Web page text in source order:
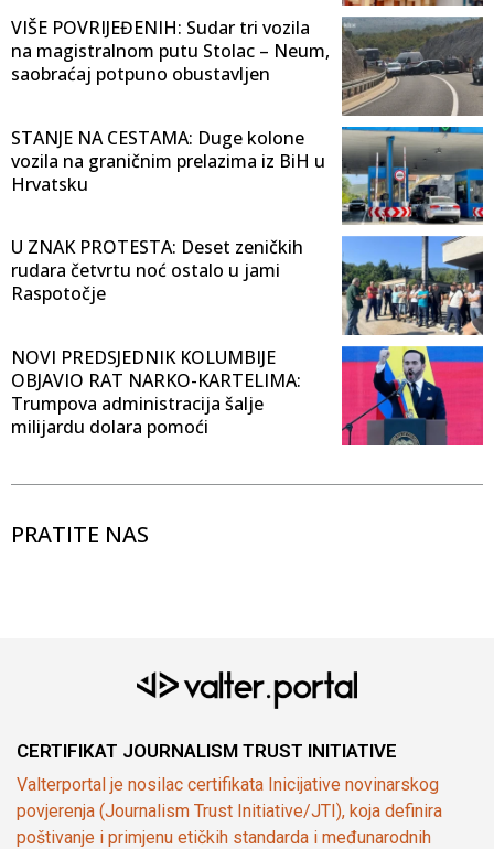
VIŠE POVRIJEĐENIH: Sudar tri vozila
na magistralnom putu Stolac – Neum,
saobraćaj potpuno obustavljen
STANJE NA CESTAMA: Duge kolone
vozila na graničnim prelazima iz BiH u
Hrvatsku
U ZNAK PROTESTA: Deset zeničkih
rudara četvrtu noć ostalo u jami
Raspotočje
NOVI PREDSJEDNIK KOLUMBIJE
OBJAVIO RAT NARKO-KARTELIMA:
Trumpova administracija šalje
milijardu dolara pomoći
PRATITE NAS
CERTIFIKAT JOURNALISM TRUST INITIATIVE
Valterportal je nosilac certifikata Inicijative novinarskog
povjerenja (Journalism Trust Initiative/JTI), koja definira
poštivanje i primjenu etičkih standarda i međunarodnih